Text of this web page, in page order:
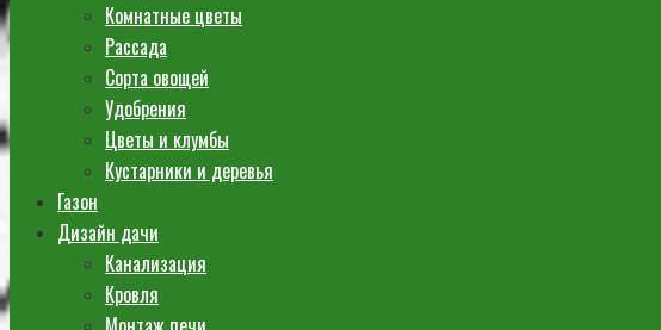
Комнатные цветы
Рассада
Сорта овощей
Удобрения
Цветы и клумбы
Кустарники и деревья
Газон
Дизайн дачи
Канализация
Кровля